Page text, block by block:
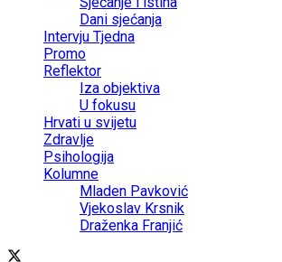
Dani sjećanja
Intervju Tjedna
Promo
Reflektor
Iza objektiva
U fokusu
Hrvati u svijetu
Zdravlje
Psihologija
Kolumne
Mladen Pavković
Vjekoslav Krsnik
Draženka Franjić